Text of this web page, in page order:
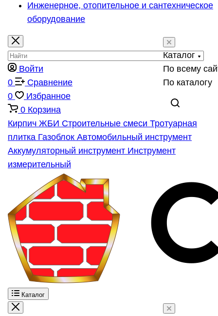
Инженерное, отопительное и сантехническое
оборудование
Каталог
По всему
По каталогу
Войти
0
Сравнение
0
Избранное
0 Корзина
Кирпич ЖБИ Строительные смеси Тротуарная
плитка Газоблок Автомобильный инструмент
Аккумуляторный инструмент Инструмент
измерительный
Каталог